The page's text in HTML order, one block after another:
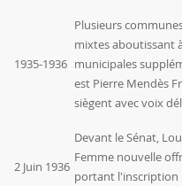
1935-1936
Plusieurs
mixtes aboutissant
municipales
est Pierre Mendès
siègent avec voix
2 Juin 1936
Devant le Sénat,
Femme nouvelle
portant l'inscription